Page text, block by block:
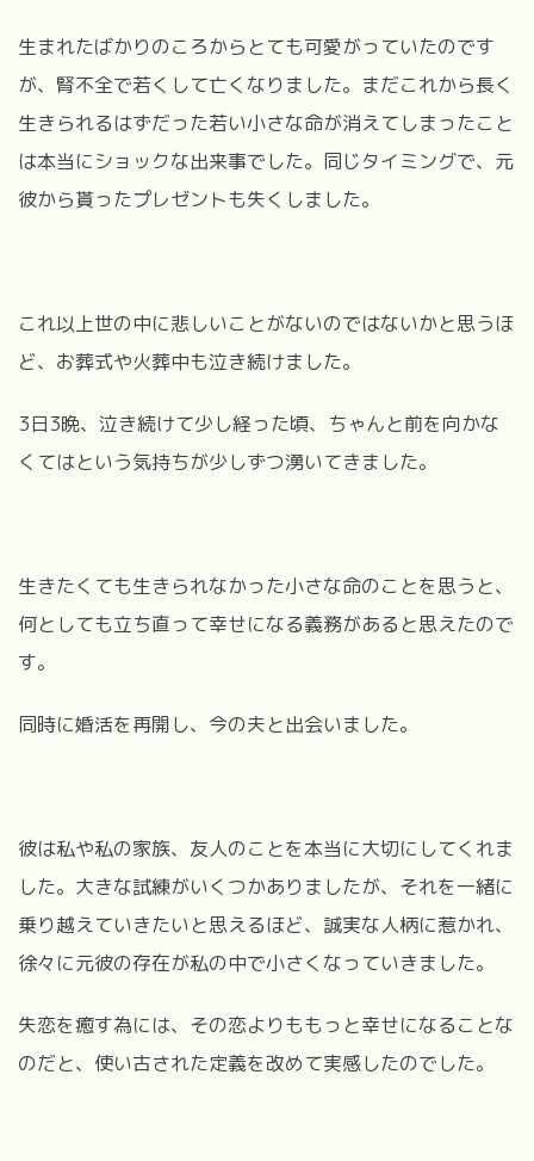
生まれたばかりのころからとても可愛がっていたのです
が、腎不全で若くして亡くなりました。まだこれから長く
生きられるはずだった若い小さな命が消えてしまったこと
は本当にショックな出来事でした。同じタイミングで、元
彼から貰ったプレゼントも失くしました。
これ以上世の中に悲しいことがないのではないかと思うほ
ど、お葬式や火葬中も泣き続けました。
3日3晩、泣き続けて少し経った頃、ちゃんと前を向かな
くてはという気持ちが少しずつ湧いてきました。
生きたくても生きられなかった小さな命のことを思うと、
何としても立ち直って幸せになる義務があると思えたので
す。
同時に婚活を再開し、今の夫と出会いました。
彼は私や私の家族、友人のことを本当に大切にしてくれま
した。大きな試練がいくつかありましたが、それを一緒に
乗り越えていきたいと思えるほど、誠実な人柄に惹かれ、
徐々に元彼の存在が私の中で小さくなっていきました。
失恋を癒す為には、その恋よりももっと幸せになることな
のだと、使い古された定義を改めて実感したのでした。